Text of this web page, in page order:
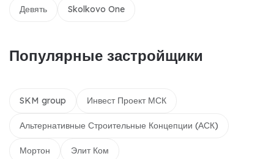
Девять Skolkovo One
Популярные застройщики
SKM group Инвест Проект МСК
Альтернативные Строительные Концепции (АСК)
Мортон Элит Ком